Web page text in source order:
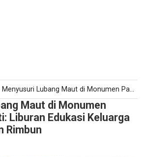
Menyusuri Lubang Maut di Monumen Pancasila Sakti: Liburan Edukasi Keluarga yang Adem dan Rimbun
Maut di Monumen
Liburan Edukasi Keluarga
Rimbun